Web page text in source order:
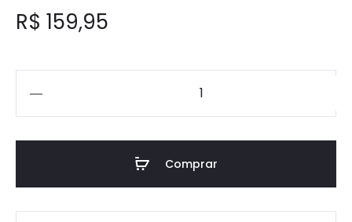
R$ 159,95
Patauá
-
Comprar